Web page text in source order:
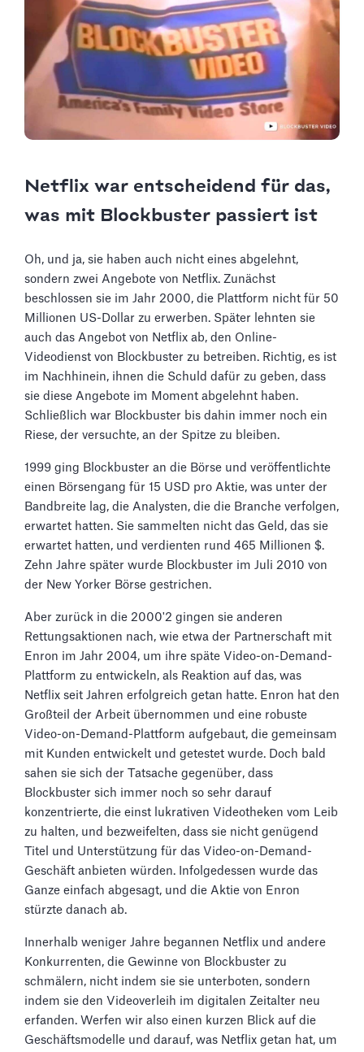
Netflix war entscheidend für das,
was mit Blockbuster passiert ist
Oh, und ja, sie haben auch nicht eines abgelehnt,
sondern zwei Angebote von Netflix. Zunächst
beschlossen sie im Jahr 2000, die Plattform nicht für 50
Millionen US-Dollar zu erwerben. Später lehnten sie
auch das Angebot von Netflix ab, den Online-
Videodienst von Blockbuster zu betreiben. Richtig, es ist
im Nachhinein, ihnen die Schuld dafür zu geben, dass
sie diese Angebote im Moment abgelehnt haben.
Schließlich war Blockbuster bis dahin immer noch ein
Riese, der versuchte, an der Spitze zu bleiben.
1999 ging Blockbuster an die Börse und veröffentlichte
einen Börsengang für 15 USD pro Aktie, was unter der
Bandbreite lag, die Analysten, die die Branche verfolgen,
erwartet hatten. Sie sammelten nicht das Geld, das sie
erwartet hatten, und verdienten rund 465 Millionen $.
Zehn Jahre später wurde Blockbuster im Juli 2010 von
der New Yorker Börse gestrichen.
Aber zurück in die 2000'2 gingen sie anderen
Rettungsaktionen nach, wie etwa der Partnerschaft mit
Enron im Jahr 2004, um ihre späte Video-on-Demand-
Plattform zu entwickeln, als Reaktion auf das, was
Netflix seit Jahren erfolgreich getan hatte. Enron hat den
Großteil der Arbeit übernommen und eine robuste
Video-on-Demand-Plattform aufgebaut, die gemeinsam
mit Kunden entwickelt und getestet wurde. Doch bald
sahen sie sich der Tatsache gegenüber, dass
Blockbuster sich immer noch so sehr darauf
konzentrierte, die einst lukrativen Videotheken vom Leib
zu halten, und bezweifelten, dass sie nicht genügend
Titel und Unterstützung für das Video-on-Demand-
Geschäft anbieten würden. Infolgedessen wurde das
Ganze einfach abgesagt, und die Aktie von Enron
stürzte danach ab.
Innerhalb weniger Jahre begannen Netflix und andere
Konkurrenten, die Gewinne von Blockbuster zu
schmälern, nicht indem sie sie unterboten, sondern
indem sie den Videoverleih im digitalen Zeitalter neu
erfanden. Werfen wir also einen kurzen Blick auf die
Geschäftsmodelle und darauf, was Netflix getan hat, um